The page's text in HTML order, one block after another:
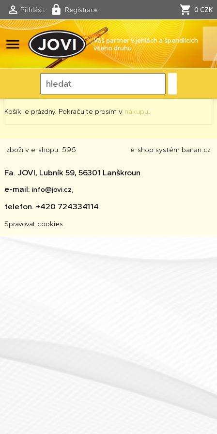
Přihlásit Registrace 0 CZK
menu
Váš partner v jehlách a špendlících
všeho druhu
Košík je prázdný. Pokračujte prosím v nákupu.
zboží v e-shopu: 596 e-shop systém banan.cz
Fa. JOVI, Lubník 59, 56301 Lanškroun
e-mail: info@jovi.cz,
telefon. +420 724334114
Spravovat cookies